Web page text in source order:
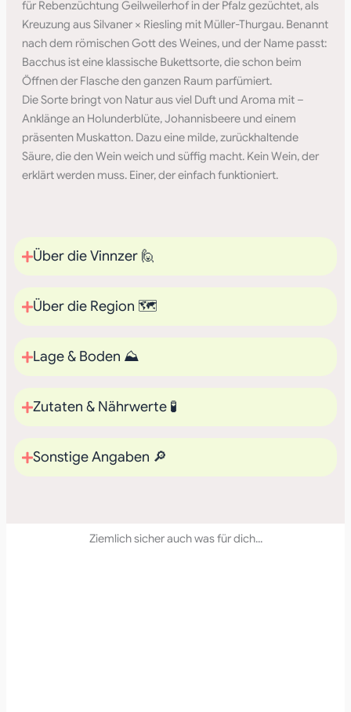
für Rebenzüchtung Geilweilerhof in der Pfalz gezüchtet, als
Kreuzung aus Silvaner × Riesling mit Müller-Thurgau. Benannt
nach dem römischen Gott des Weines, und der Name passt:
Bacchus ist eine klassische Bukettsorte, die schon beim
Öffnen der Flasche den ganzen Raum parfümiert.
Die Sorte bringt von Natur aus viel Duft und Aroma mit –
Anklänge an Holunderblüte, Johannisbeere und einem
präsenten Muskatton. Dazu eine milde, zurückhaltende
Säure, die den Wein weich und süffig macht. Kein Wein, der
erklärt werden muss. Einer, der einfach funktioniert.
Über die Vinnzer 🙋
Über die Region 🗺️
Lage & Boden ⛰️
Zutaten & Nährwerte 🧪
Sonstige Angaben 🔎
Ziemlich sicher auch was für dich...